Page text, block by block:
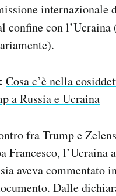
internazionale
confine con l’Ucraina
Cosa c’è nella
a Russia e Ucraina
fra Trump e
Francesco, l’Ucraina
aveva commentato
Dalle